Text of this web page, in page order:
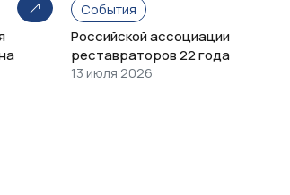
События
Российской ассоциации
реставраторов 22 года
13 июля 2026